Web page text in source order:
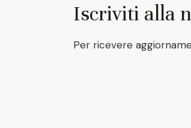
Iscriviti alla
Per ricevere